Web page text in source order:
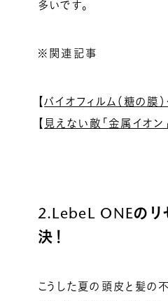
多いです。
※関連記事
【バイオフィルム（糖の膜）
【 見えない敵「金属イオン
2.LebeL ONEのリ
決！
こうした夏の頭皮と髪の